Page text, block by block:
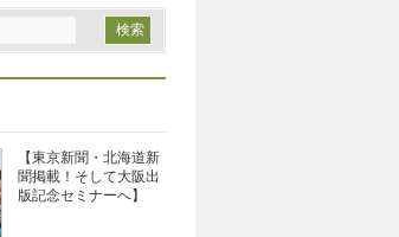
【東京新聞・北海道新
聞掲載！そして大阪出
版記念セミナーへ】